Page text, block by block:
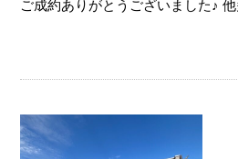
ご成約ありがとうございました♪